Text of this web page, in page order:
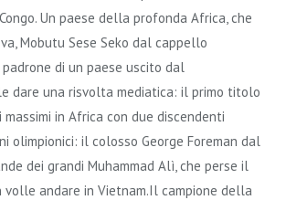
Un paese della profonda Africa, che
Mobutu Sese Seko dal cappello
di un paese uscito dal
dare una risvolta mediatica: il primo titolo
in Africa con due discendenti
olimpionici: il colosso George Foreman dal
dei grandi Muhammad Alì, che perse il
andare in Vietnam.Il campione della